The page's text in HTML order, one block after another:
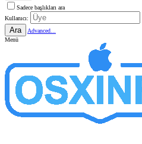
Sadece başlıkları ara
Kullanıcı:
Ara
Advanced...
Menü